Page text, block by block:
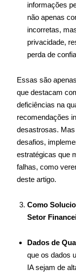
informações
não apenas
incorretas,
privacidade,
perda de
Essas são
que destacam
deficiências na
recomendações
desastrosas.
desafios,
estratégicas que
falhas, como
deste artigo.
Como
Setor
Dados de
que os dados
IA sejam de